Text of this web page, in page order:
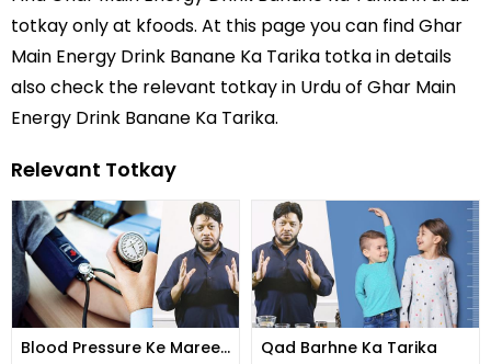
totkayonly at kfoods. At this page you can find Ghar
Main Energy Drink Banane Ka Tarika totka in details
also check the relevant totkay in Urdu of Ghar Main
Energy Drink Banane Ka Tarika.
Relevant Totkay
Blood Pressure Ke Mareez
Qad Barhne Ka Tarika